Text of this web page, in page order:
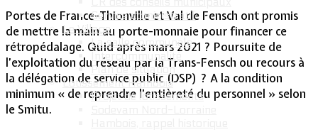
Service administratif
Le Village
La salle communale
Intercommunalité
Plan de situation
Lotissement Hambois
Projet de lotissements
Portes de France-Thionville et Val de Fensch ont promis
de mettre la main au porte-monnaie pour financer ce
rétropédalage. Quid après mars 2021 ? Poursuite de
l’exploitation du réseau par la Trans-Fensch ou recours à
la délégation de service public (DSP) ? A la condition
minimum « de reprendre l’entièreté du personnel » selon
le Smitu.